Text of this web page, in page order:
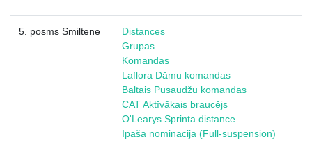
5. posms Smiltene
Distances
Grupas
Komandas
Laflora Dāmu komandas
Baltais Pusaudžu komandas
CAT Aktīvākais braucējs
O'Learys Sprinta distance
Īpašā nominācija (Full-suspension)